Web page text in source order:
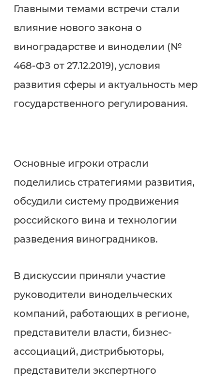
Главными темами встречи стали
влияние нового закона о
виноградарстве и виноделии (№
468-ФЗ от 27.12.2019), условия
развития сферы и актуальность мер
государственного регулирования.
Основные игроки отрасли
поделились стратегиями развития,
обсудили систему продвижения
российского вина и технологии
разведения виноградников.
В дискуссии приняли участие
руководители винодельческих
компаний, работающих в регионе,
представители власти, бизнес-
ассоциаций, дистрибьюторы,
представители экспертного